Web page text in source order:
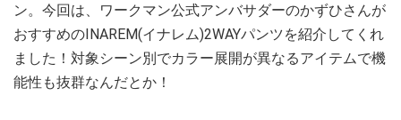
ン。今回は、ワークマン公式アンバサダーのかずひさんが
おすすめのINAREM(イナレム)2WAYパンツを紹介してくれ
ました！対象シーン別でカラー展開が異なるアイテムで機
能性も抜群なんだとか！